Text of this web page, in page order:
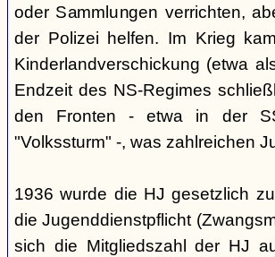
oder Sammlungen verrichten,
der Polizei helfen. Im Krieg
Kinderlandverschickung (etwa
Endzeit des NS-Regimes
den Fronten - etwa in der
"Volkssturm" -, was zahlreichen
1936 wurde die HJ gesetzlich
die Jugenddienstpflicht
sich die Mitgliedszahl der HJ